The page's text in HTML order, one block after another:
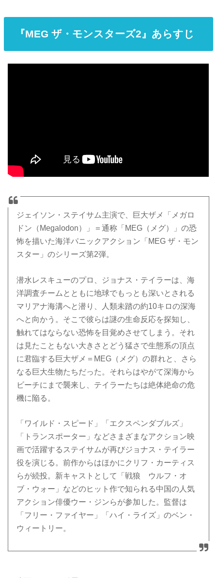
『MEG ザ・モンスターズ2』あらすじ
ジェイソン・ステイサム主演で、巨大ザメ「メガロ
ドン（Megalodon）」＝通称「MEG（メグ）」の恐
怖を描いた海洋パニックアクション「MEG ザ・モン
スター」のシリーズ第2弾。
潜水レスキューのプロ、ジョナス・テイラーは、海
洋調査チームとともに地球でもっとも深いとされる
マリアナ海溝へと潜り、人類未踏の約10キロの深海
へと向かう。そこで彼らは謎の生命反応を探知し、
触れてはならない恐怖を目覚めさせてしまう。それ
は見たこともない大きさとどう猛さで生態系の頂点
に君臨する巨大ザメ＝MEG（メグ）の群れと、さら
なる巨大生物たちだった。それらはやがて深海から
ビーチにまで襲来し、テイラーたちは絶体絶命の危
機に陥る。
「ワイルド・スピード」「エクスペンダブルズ」
「トランスポーター」などさまざまなアクション映
画で活躍するステイサムが再びジョナス・テイラー
役を演じる。前作からはほかにクリフ・カーティス
らが続投。新キャストとして「戦狼 ウルフ・オ
ブ・ウォー」などのヒット作で知られる中国の人気
アクション俳優ウー・ジンらが参加した。監督は
「フリー・ファイヤー」「ハイ・ライズ」のベン・
ウィートリー。